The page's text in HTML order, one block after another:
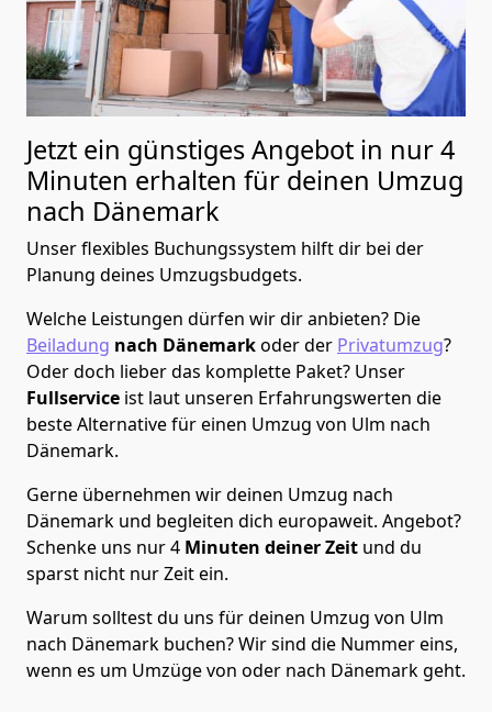
Jetzt ein günstiges Angebot in nur4
Minuten erhalten für deinen Umzug
nach Dänemark
Unser flexibles Buchungssystem hilft dir bei der
Planung deines Umzugsbudgets.
Welche Leistungen dürfen wir dir anbieten? Die
Beiladung nach Dänemarkoder der Privatumzug?
Oder doch lieber das komplette Paket? Unser
Fullservice ist laut unseren Erfahrungswerten die
beste Alternative für einen Umzug von Ulm nach
Dänemark.
Gerne übernehmen wir deinen Umzug nach
Dänemark und begleiten dich europaweit. Angebot?
Schenke uns nur4 Minuten deiner Zeit und du
sparst nicht nur Zeit ein.
Warum solltest du uns für deinen Umzug von Ulm
nach Dänemark buchen? Wir sind die Nummer eins,
wenn es um Umzüge von oder nach Dänemark geht.